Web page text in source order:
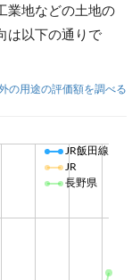
業地などの土地の
は以下の通りで
の用途の評価額を調べる
JR飯田線
JR
長野県